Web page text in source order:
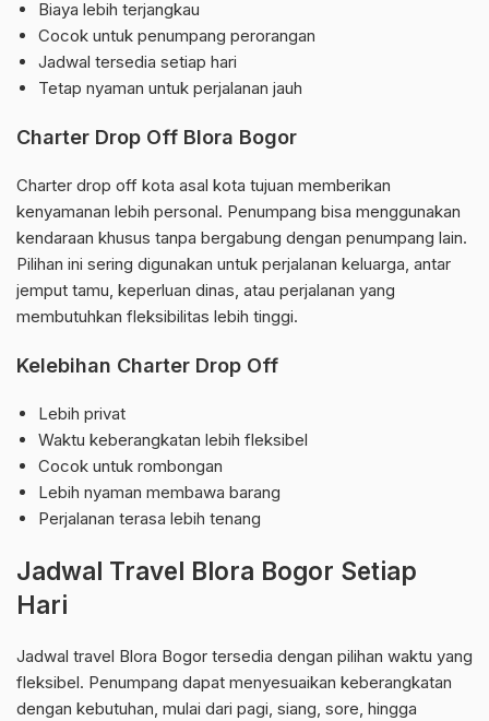
Biaya lebih terjangkau
Cocok untuk penumpang perorangan
Jadwal tersedia setiap hari
Tetap nyaman untuk perjalanan jauh
Charter Drop Off Blora Bogor
Charter drop off kota asal kota tujuan memberikan
kenyamanan lebih personal. Penumpang bisa menggunakan
kendaraan khusus tanpa bergabung dengan penumpang lain.
Pilihan ini sering digunakan untuk perjalanan keluarga, antar
jemput tamu, keperluan dinas, atau perjalanan yang
membutuhkan fleksibilitas lebih tinggi.
Kelebihan Charter Drop Off
Lebih privat
Waktu keberangkatan lebih fleksibel
Cocok untuk rombongan
Lebih nyaman membawa barang
Perjalanan terasa lebih tenang
Jadwal Travel Blora Bogor Setiap
Hari
Jadwal travel Blora Bogor tersedia dengan pilihan waktu yang
fleksibel. Penumpang dapat menyesuaikan keberangkatan
dengan kebutuhan, mulai dari pagi, siang, sore, hingga